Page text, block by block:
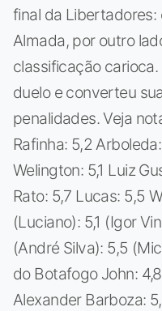
final da Libertadores:
Almada, por outro
classificação
duelo e converteu
penalidades. Veja
Rafinha: 5,2
Welington: 5,1 Luiz
Rato: 5,7 Lucas: 5,5
(Luciano): 5,1 (Igor
(André Silva): 5,5
do Botafogo John:
Alexander Barboza: